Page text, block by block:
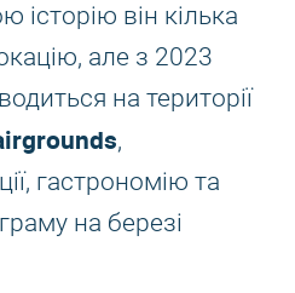
історію він кілька
але з 2023
на території
,
гастрономію та
на березі